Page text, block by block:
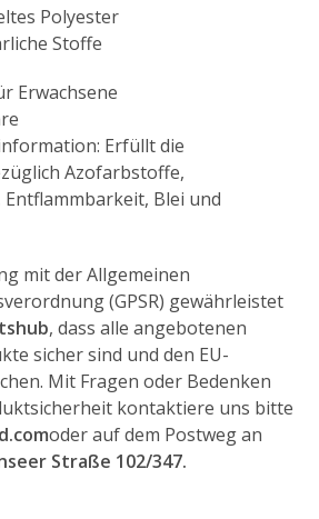
Polyester
Stoffe
Erwachsene
Erfüllt die
Azofarbstoffe,
Entflammbarkeit, Blei und
mit der Allgemeinen
(GPSR) gewährleistet
, dass alle angebotenen
sicher sind und den EU-
Mit Fragen oder Bedenken
kontaktiere uns bitte
oder auf dem Postweg an
Straße 102/347.